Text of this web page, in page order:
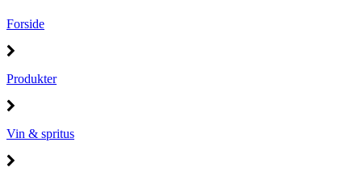
Forside
Produkter
Vin & spritus